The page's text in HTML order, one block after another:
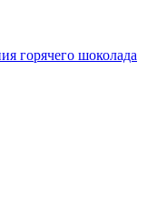
горячего шоколада